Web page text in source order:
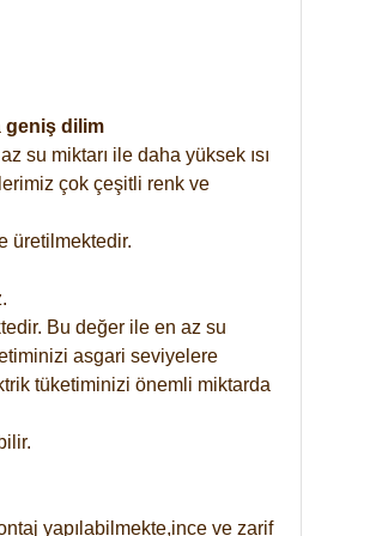
geniş dilim
su miktarı ile daha yüksek ısı
çok çeşitli renk ve
üretilmektedir.
Bu değer ile en az su
asgari seviyelere
tüketiminizi önemli miktarda
yapılabilmekte,ince ve zarif